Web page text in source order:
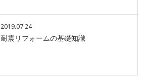
2019.07.24
耐震リフォームの基礎知識